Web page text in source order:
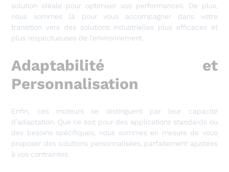
solution idéale pour optimiser vos performances. De plus,
nous sommes là pour vous accompagner dans votre
transition vers des solutions industrielles plus efficaces et
plus respectueuses de l’environnement.
Adaptabilité et
Personnalisation
Enfin, ces moteurs se distinguent par leur capacité
d’adaptation. Que ce soit pour des applications standards ou
des besoins spécifiques, nous sommes en mesure de vous
proposer des solutions personnalisées, parfaitement ajustées
à vos contraintes.